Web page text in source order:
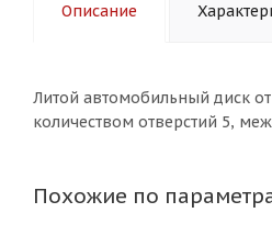
Описание
Литой aвтомобильный диск
количеством отверстий 5,
Похожие по